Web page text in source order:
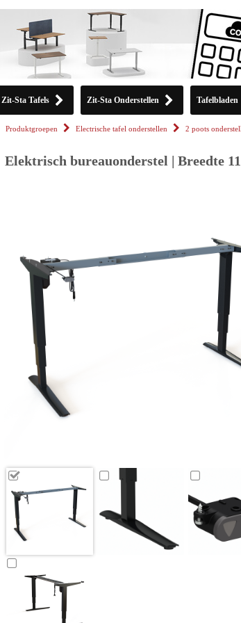
Zit-Sta Tafels Zit-Sta Onderstellen Tafelbladen
Produktgroepen Electrische tafel onderstellen 2 poots
Elektrisch bureauonderstel | Breedte